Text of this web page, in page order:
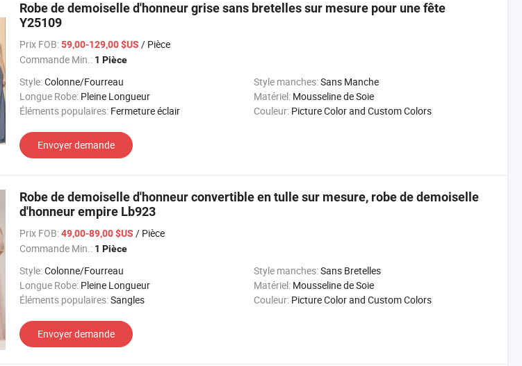
Robe de demoiselle d'honneur grise sans bretelles sur mesure pour une fête
Y25109
Prix FOB:59,00-129,00 $US / Pièce
Commande Min.: 1 Pièce
Style:Colonne/Fourreau Style manches:Sans Manche
Longue Robe: Pleine Longueur Matériel: Mousseline de Soie
Éléments populaires: Fermeture éclair Couleur: Picture Color and Custom Colors
Envoyer demande
Robe de demoiselle d'honneur convertible en tulle sur mesure, robe de demoiselle
d'honneur empire Lb923
Prix FOB:49,00-89,00 $US / Pièce
Commande Min.: 1 Pièce
Style:Colonne/Fourreau Style manches:Sans Bretelles
Longue Robe: Pleine Longueur Matériel: Mousseline de Soie
Éléments populaires:Sangles Couleur: Picture Color and Custom Colors
Envoyer demande